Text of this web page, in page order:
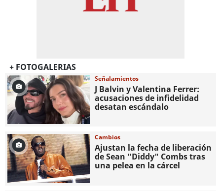
+ FOTOGALERIAS
Señalamientos
J Balvin y Valentina Ferrer:
acusaciones de infidelidad
desatan escándalo
Cambios
Ajustan la fecha de liberación
de Sean "Diddy" Combs tras
una pelea en la cárcel